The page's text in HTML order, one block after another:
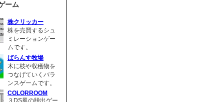
ーム
株クリッカー
株を売買するシュ
ミレーションゲー
ムです。
ばらんす牧場
木に枝や収穫物を
つなげていくバラ
ンスゲームです。
COLORROOM
３DS風の脱出ゲー